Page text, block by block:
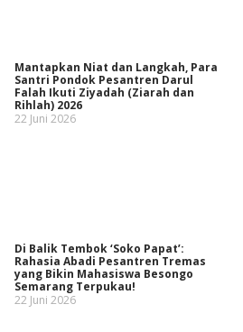
Mantapkan Niat dan Langkah, Para
Santri Pondok Pesantren Darul
Falah Ikuti Ziyadah (Ziarah dan
Rihlah) 2026
22 Juni 2026
Di Balik Tembok ‘Soko Papat’:
Rahasia Abadi Pesantren Tremas
yang Bikin Mahasiswa Besongo
Semarang Terpukau!
22 Juni 2026